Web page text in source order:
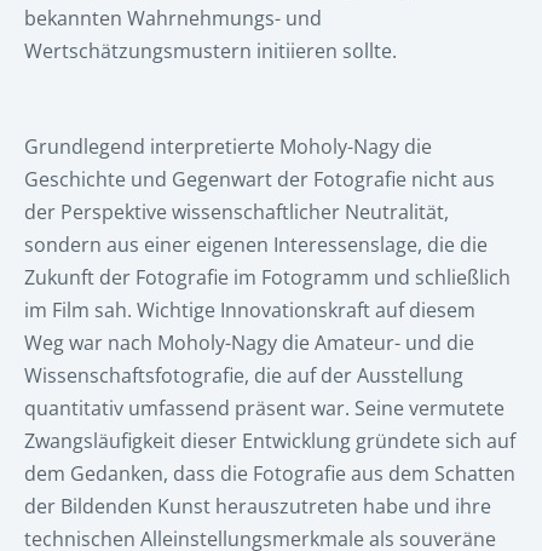
bekannten Wahrnehmungs- und
Wertschätzungsmustern initiieren sollte.
Grundlegend interpretierte Moholy-Nagy die
Geschichte und Gegenwart der Fotografie nicht aus
der Perspektive wissenschaftlicher Neutralität,
sondern aus einer eigenen Interessenslage, die die
Zukunft der Fotografie im Fotogramm und schließlich
im Film sah. Wichtige Innovationskraft auf diesem
Weg war nach Moholy-Nagy die Amateur- und die
Wissenschaftsfotografie, die auf der Ausstellung
quantitativ umfassend präsent war. Seine vermutete
Zwangsläufigkeit dieser Entwicklung gründete sich auf
dem Gedanken, dass die Fotografie aus dem Schatten
der Bildenden Kunst herauszutreten habe und ihre
technischen Alleinstellungsmerkmale als souveräne